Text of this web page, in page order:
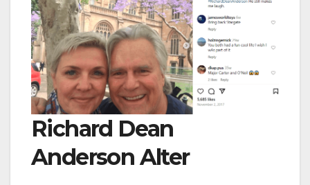
Richard Dean
Anderson Alter